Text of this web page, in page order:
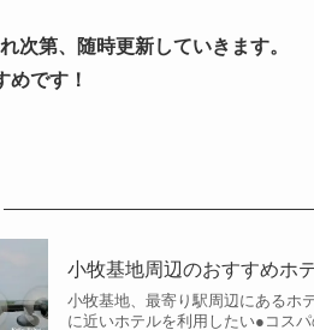
次第、随時更新していきます。
です！
小牧基地周辺のおすすめホ
小牧基地、最寄り駅周辺にあるホ
に近いホテルを利用したい●コス